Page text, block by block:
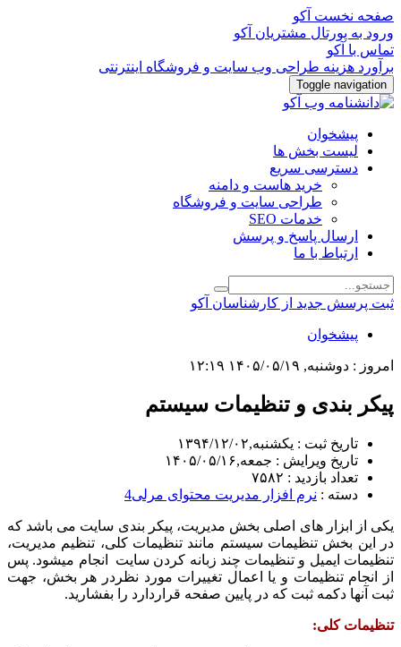
صفحه نخست آکو
ورود به پورتال مشتریان آکو
تماس با آکو
برآورد هزینه طراحی وب سایت و فروشگاه اینترنتی
Toggle navigation
پیشخوان
لیست بخش ها
دسترسی سریع
خرید هاست و دامنه
طراحی سایت و فروشگاه
خدمات SEO
ارسال پاسخ و پرسش
ارتباط با ما
ثبت پرسش جدید از کارشناسان آکو
پیشخوان
امروز : دوشنبه, ۱۴۰۵/۰۵/۱۹ ۱۲:۱۹
پیکر بندی و تنظیمات سیستم
تاریخ ثبت : یکشنبه,۱۳۹۴/۱۲/۰۲
تاریخ ویرایش : جمعه,۱۴۰۵/۰۵/۱۶
تعداد بازدید : ۷۵۸۲
دسته : نرم افزار مدیریت محتوای مرلی4
یکی از ابزار های اصلی بخش مدیریت، پیکر بندی سایت می باشد که
در این بخش تنظیمات سیستم مانند تنظیمات کلی، تنظیم مدیریت،
تنظیمات ایمیل و تنظیمات چند زبانه کردن سایت انجام میشود. پس
از انجام تنظیمات و یا اعمال تغییرات مورد نظردر هر بخش، جهت
ثبت آنها دکمه ثبت که در پایین صفحه قراردارد را بفشارید.
تنظیمات کلی: